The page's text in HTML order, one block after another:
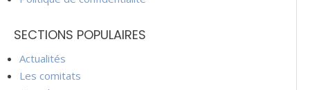
SECTIONS POPULAIRES
Actualités
Les comitats